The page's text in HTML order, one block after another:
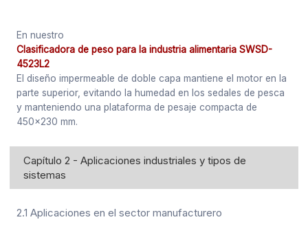
En nuestro
Clasificadora de peso para la industria alimentaria SWSD-
4523L2
El diseño impermeable de doble capa mantiene el motor en la
parte superior, evitando la humedad en los sedales de pesca
y manteniendo una plataforma de pesaje compacta de
450x230 mm.
Capítulo 2 - Aplicaciones industriales y tipos de
sistemas
2.1 Aplicaciones en el sector manufacturero